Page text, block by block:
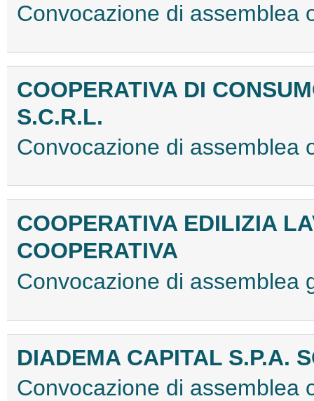
Convocazione di assemblea
COOPERATIVA DI
S.C.R.L.
Convocazione di assemblea
COOPERATIVA EDILIZIA
COOPERATIVA
Convocazione di assemblea
DIADEMA CAPITAL S.P.A.
Convocazione di assemblea